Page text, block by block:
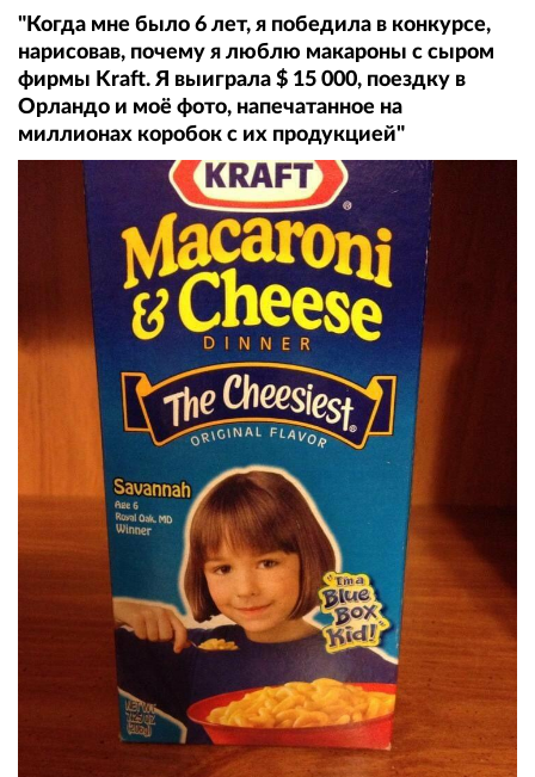
"Когда мне было 6 лет, я победила в конкурсе,
нарисовав, почему я люблю макароны с сыром
фирмы Kraft. Я выиграла $ 15 000, поездку в
Орландо и моё фото, напечатанное на
миллионах коробок с их продукцией"